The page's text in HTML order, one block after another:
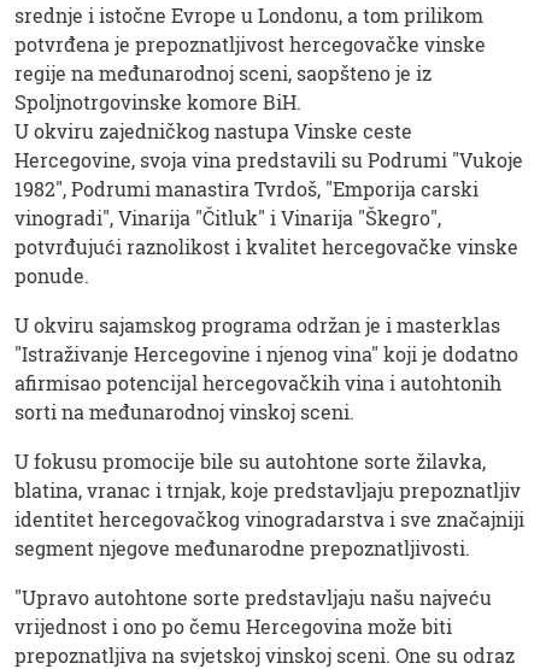
srednje i istočne Evrope u Londonu, a tom prilikom
potvrđena je prepoznatljivost hercegovačke vinske
regije na međunarodnoj sceni, saopšteno je iz
Spoljnotrgovinske komore BiH.
U okviru zajedničkog nastupa Vinske ceste
Hercegovine, svoja vina predstavili su Podrumi "Vukoje
1982", Podrumi manastira Tvrdoš, "Emporija carski
vinogradi", Vinarija "Čitluk" i Vinarija "Škegro",
potvrđujući raznolikost i kvalitet hercegovačke vinske
ponude.
U okviru sajamskog programa održan je i masterklas
"Istraživanje Hercegovine i njenog vina" koji je dodatno
afirmisao potencijal hercegovačkih vina i autohtonih
sorti na međunarodnoj vinskoj sceni.
U fokusu promocije bile su autohtone sorte žilavka,
blatina, vranac i trnjak, koje predstavljaju prepoznatljiv
identitet hercegovačkog vinogradarstva i sve značajniji
segment njegove međunarodne prepoznatljivosti.
"Upravo autohtone sorte predstavljaju našu najveću
vrijednost i ono po čemu Hercegovina može biti
prepoznatljiva na svjetskoj vinskoj sceni. One su odraz